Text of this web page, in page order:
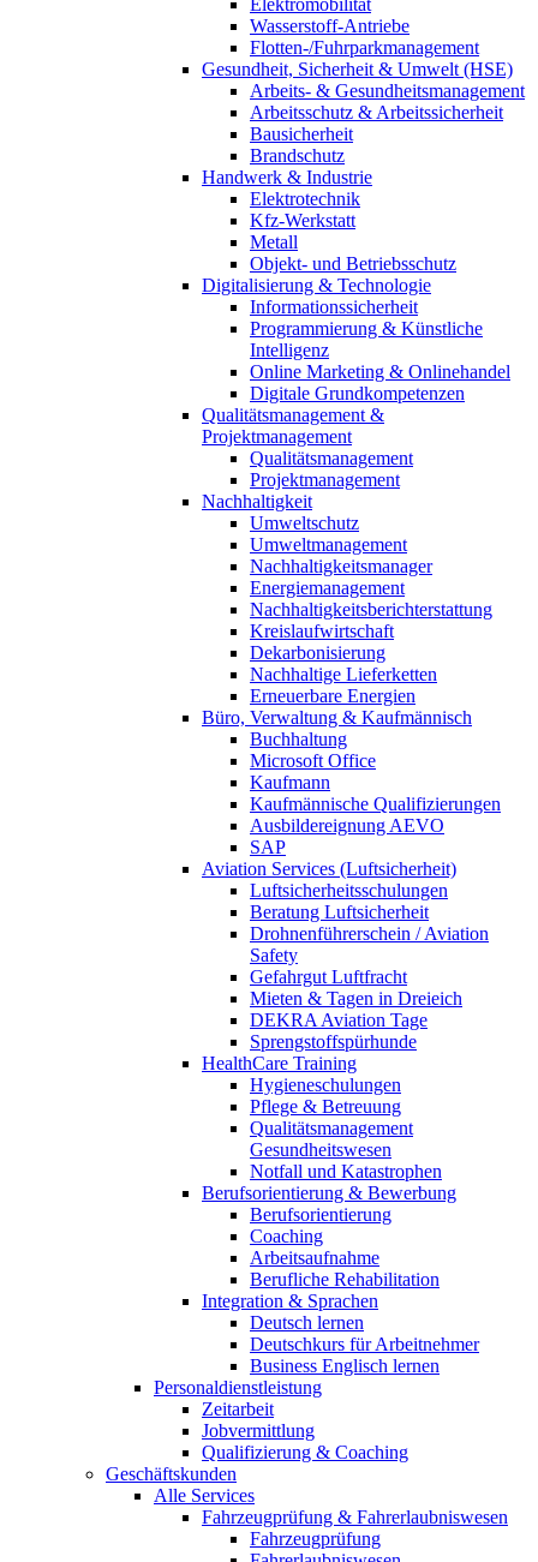
Wasserstoff-Antriebe
Flotten-/Fuhrparkmanagement
Gesundheit, Sicherheit & Umwelt (HSE)
Arbeits- & Gesundheitsmanagement
Arbeitsschutz & Arbeitssicherheit
Bausicherheit
Brandschutz
Handwerk & Industrie
Elektrotechnik
Kfz-Werkstatt
Metall
Objekt- und Betriebsschutz
Digitalisierung & Technologie
Informationssicherheit
Programmierung & Künstliche
Intelligenz
Online Marketing & Onlinehandel
Digitale Grundkompetenzen
Qualitätsmanagement &
Projektmanagement
Qualitätsmanagement
Projektmanagement
Nachhaltigkeit
Umweltschutz
Umweltmanagement
Nachhaltigkeitsmanager
Energiemanagement
Nachhaltigkeitsberichterstattung
Kreislaufwirtschaft
Dekarbonisierung
Nachhaltige Lieferketten
Erneuerbare Energien
Büro, Verwaltung & Kaufmännisch
Buchhaltung
Microsoft Office
Kaufmann
Kaufmännische Qualifizierungen
Ausbildereignung AEVO
SAP
Aviation Services (Luftsicherheit)
Luftsicherheitsschulungen
Beratung Luftsicherheit
Drohnenführerschein / Aviation
Safety
Gefahrgut Luftfracht
Mieten & Tagen in Dreieich
DEKRA Aviation Tage
Sprengstoffspürhunde
HealthCare Training
Hygieneschulungen
Pflege & Betreuung
Qualitätsmanagement
Gesundheitswesen
Notfall und Katastrophen
Berufsorientierung & Bewerbung
Berufsorientierung
Coaching
Arbeitsaufnahme
Berufliche Rehabilitation
Integration & Sprachen
Deutsch lernen
Deutschkurs für Arbeitnehmer
Business Englisch lernen
Personaldienstleistung
Zeitarbeit
Jobvermittlung
Qualifizierung & Coaching
Geschäftskunden
Alle Services
Fahrzeugprüfung & Fahrerlaubniswesen
Fahrzeugprüfung